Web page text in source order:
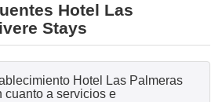
Hotel Las
Stays
Hotel Las Palmeras
cuanto a servicios e